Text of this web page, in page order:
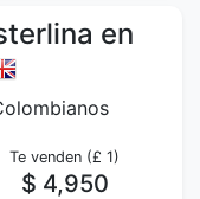
en
Te venden (£ 1)
$ 4,950